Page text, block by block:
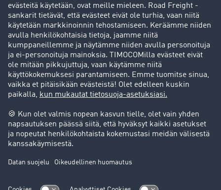
Success stories
Asiakassuosittelut
Goodies
Tukipalvelu
Tukipalvelu
Oikeudelliset asiat
Julkaisutiedot
Yleiset käyttöehdot